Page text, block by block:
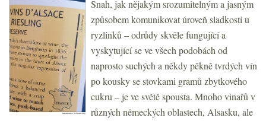
Snah, jak nějakým srozumitelným a jasným
způsobem komunikovat úroveň sladkosti u
ryzlinků – odrůdy skvěle fungující a
vyskytující se ve všech podobách od
naprosto suchých a někdy pěkně tvrdých vín
po kousky se stovkami gramů zbytkového
cukru – je ve světě spousta. Mnoho vinařů v
různých německých oblastech, Alsasku, ale